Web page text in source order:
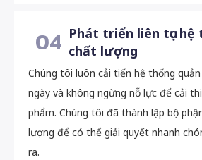
04 Phát triển liên tục hệ
chất lượng
Chúng tôi luôn cải tiến hệ thống
ngày và không ngừng nỗ lực để cải
phẩm. Chúng tôi đã thành lập bộ
lượng để có thể giải quyết nhanh
ra.